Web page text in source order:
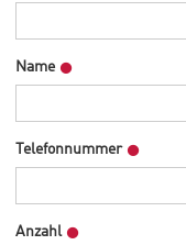
Name
Telefonnummer
Anzahl